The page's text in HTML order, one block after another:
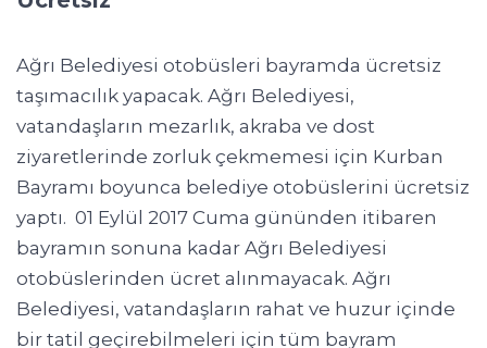
Ağrı Belediyesi otobüsleri bayramda ücretsiz
taşımacılık yapacak. Ağrı Belediyesi,
vatandaşların mezarlık, akraba ve dost
ziyaretlerinde zorluk çekmemesi için Kurban
Bayramı boyunca belediye otobüslerini ücretsiz
yaptı. 01 Eylül 2017 Cuma gününden itibaren
bayramın sonuna kadar Ağrı Belediyesi
otobüslerinden ücret alınmayacak. Ağrı
Belediyesi, vatandaşların rahat ve huzur içinde
bir tatil geçirebilmeleri için tüm bayram